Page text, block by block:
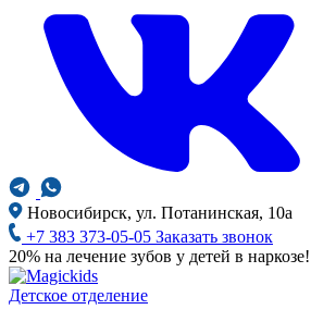
Новосибирск, ул. Потанинская, 10а
+7 383 373-05-05 Заказать звонок
20% на лечение зубов у детей в
Детское отделение